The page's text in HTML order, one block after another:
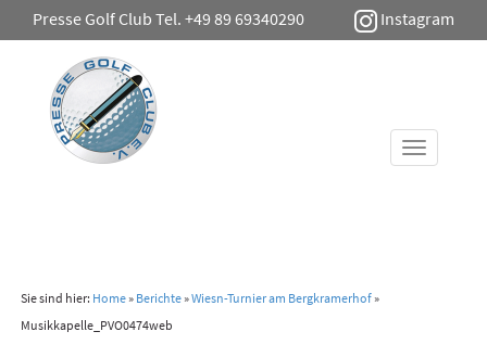
Presse Golf Club Tel. +49 89 69340290 Instagram
Toggle
Sie sind hier: Home» Berichte»Wiesn-Turnier am Bergkramerhof»
Musikkapelle_PVO0474web